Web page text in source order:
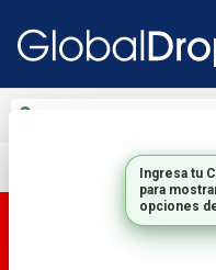
Envío gratis en
Esta tienda es una
productos y su
Ingresa tu
para
opciones